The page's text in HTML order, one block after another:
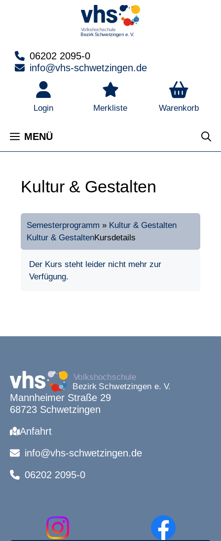
06202 2095-0
info@vhs-schwetzingen.de
Login Merkliste Warenkorb
MENÜ
Kultur & Gestalten
Semesterprogramm » Kultur & Gestalten
Kultur & GestaltenKursdetails
Der Kurs steht leider nicht mehr zur
Verfügung.
Mannheimer Straße 29
68723 Schwetzingen
Anfahrt
info@vhs-schwetzingen.de
06202 2095-0